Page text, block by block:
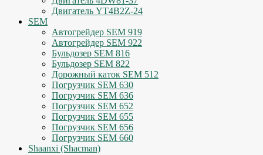
Двигатель YT4B2Z-24
SEM
Автогрейдер SEM 919
Автогрейдер SEM 922
Бульдозер SEM 816
Бульдозер SEM 822
Дорожный каток SEM 512
Погрузчик SEM 630
Погрузчик SEM 636
Погрузчик SEM 652
Погрузчик SEM 655
Погрузчик SEM 656
Погрузчик SEM 660
Shaanxi (Shacman)